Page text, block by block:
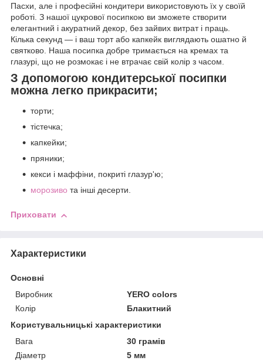
Пасхи, але і професійні кондитери використовують їх у своїй
роботі. З нашої цукрової посипкою ви зможете створити
елегантний і акуратний декор, без зайвих витрат і праць.
Кілька секунд — і ваш торт або капкейк виглядають ошатно й
святково. Наша посипка добре тримається на кремах та
глазурі, що не розмокає і не втрачає свій колір з часом.
З допомогою кондитерської посипки
можна легко прикрасити;
торти;
тістечка;
капкейки;
пряники;
кекси і маффіни, покриті глазур'ю;
морозиво та інші десерти.
Приховати
Характеристики
Основні
Виробник
YERO colors
Колір
Блакитний
Користувальницькі характеристики
Вага
30 грамів
Діаметр
5 мм